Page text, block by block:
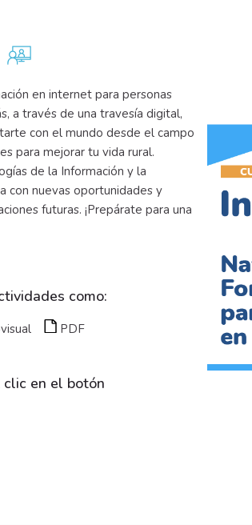
en internet para personas
a través de una travesía digital,
con el mundo desde el campo
para mejorar tu vida rural.
de la Información y la
con nuevas oportunidades y
futuras. ¡Prepárate para una
como:
PDF
clic en el botón